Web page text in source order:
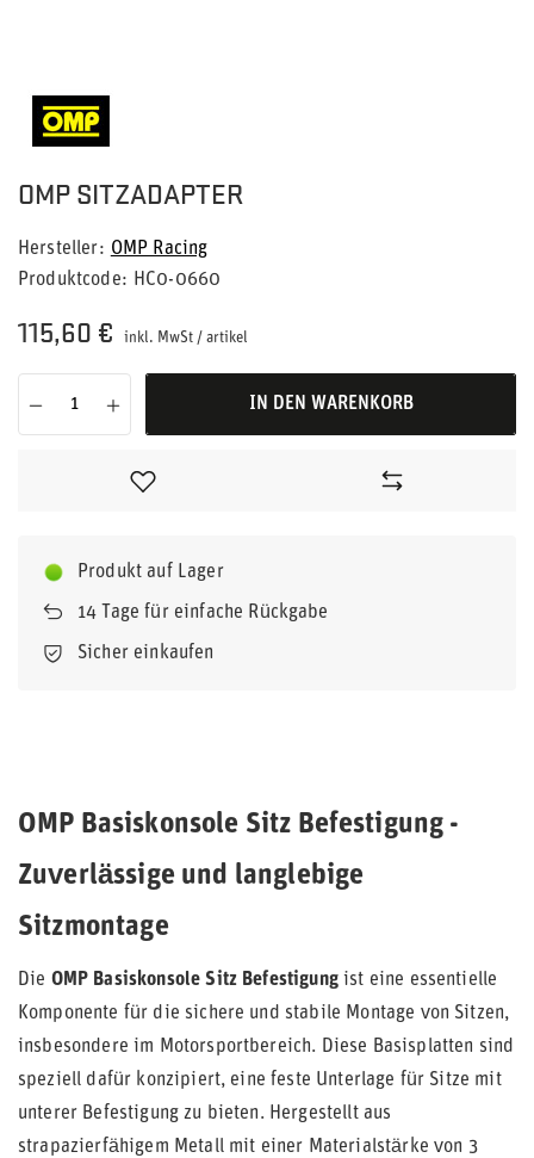
OMP SITZADAPTER
Hersteller
OMP Racing
Produktcode
HC0-0660
115,60 € inkl. MwSt / artikel
IN DEN WARENKORB
Produkt auf Lager
14 Tage für einfache Rückgabe
Sicher einkaufen
OMP Basiskonsole Sitz Befestigung -
Zuverlässige und langlebige
Sitzmontage
Die OMP Basiskonsole Sitz Befestigungist eine essentielle
Komponente für die sichere und stabile Montage von Sitzen,
insbesondere im Motorsportbereich. Diese Basisplatten sind
speziell dafür konzipiert, eine feste Unterlage für Sitze mit
unterer Befestigung zu bieten. Hergestellt aus
strapazierfähigem Metall mit einer Materialstärke von 3